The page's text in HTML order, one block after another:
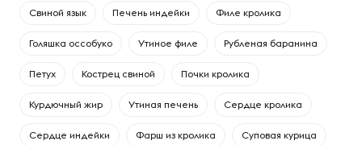
Свиной язык Печень индейки Филе кролика
Голяшка оссобуко Утиное филе Рубленая баранина
Петух Кострец свиной Почки кролика
Курдючный жир Утиная печень Сердце кролика
Сердце индейки Фарш из кролика Суповая курица